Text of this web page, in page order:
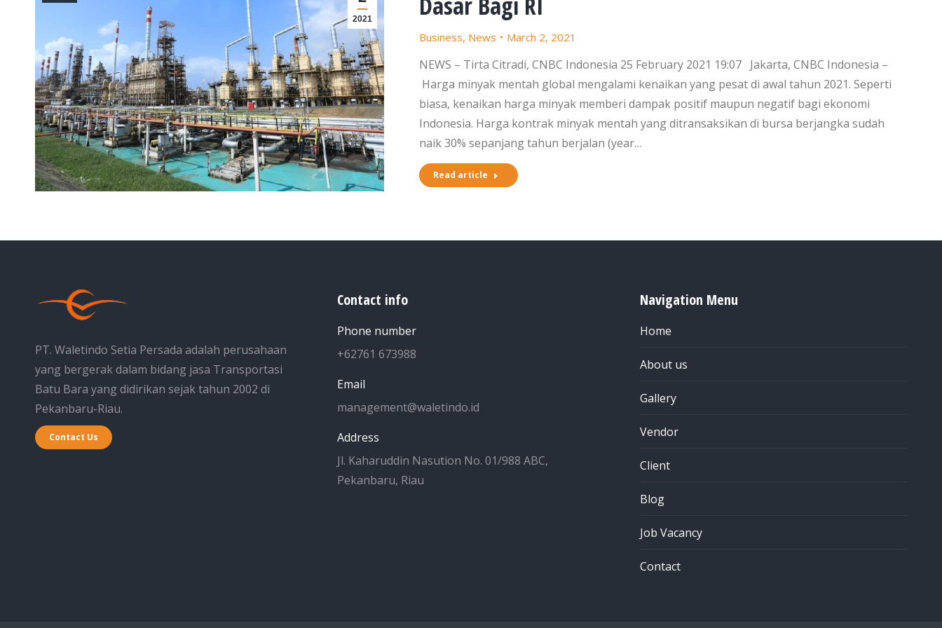
2021
Business, News March 2, 2021
NEWS – Tirta Citradi, CNBC Indonesia 25 February 2021 19:07 Jakarta, CNBC Indonesia –
Harga minyak mentah global mengalami kenaikan yang pesat di awal tahun 2021. Seperti
biasa, kenaikan harga minyak memberi dampak positif maupun negatif bagi ekonomi
Indonesia. Harga kontrak minyak mentah yang ditransaksikan di bursa berjangka sudah
naik 30% sepanjang tahun berjalan (year…
Read article
PT. Waletindo Setia Persada adalah perusahaan
yang bergerak dalam bidang jasa Transportasi
Batu Bara yang didirikan sejak tahun 2002 di
Pekanbaru-Riau.
Contact Us
Contact info
Phone number
+62761 673988
Email
management@waletindo.id
Address
Jl. Kaharuddin Nasution No. 01/988 ABC,
Pekanbaru, Riau
Navigation Menu
Home
About us
Gallery
Vendor
Client
Blog
Job Vacancy
Contact